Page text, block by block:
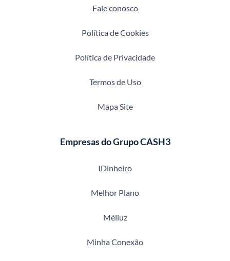
Fale conosco
Política de Cookies
Política de Privacidade
Termos de Uso
Mapa Site
Empresas do Grupo CASH3
IDinheiro
Melhor Plano
Méliuz
Minha Conexão